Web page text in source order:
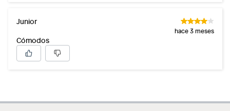
Junior
hace 3 meses
Cómodos